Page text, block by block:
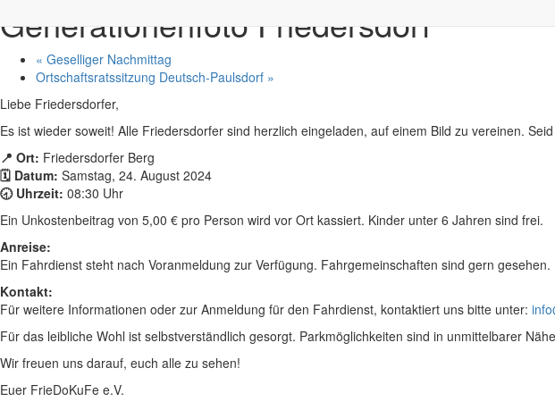
Generationenfoto Friedersdorf
« Geselliger Nachmittag
Ortschaftsratssitzung Deutsch-Paulsdorf »
Liebe Friedersdorfer,
Es ist wieder soweit! Alle Friedersdorfer sind herzlich eingeladen, auf einem Bild zu vereinen.
📍 Ort: Friedersdorfer Berg
🗓 Datum: Samstag, 24. August 2024
🕣 Uhrzeit: 08:30 Uhr
Ein Unkostenbeitrag von 5,00 € pro Person wird vor Ort kassiert. Kinder unter 6 Jahren sind frei.
Anreise:
Ein Fahrdienst steht nach Voranmeldung zur Verfügung. Fahrgemeinschaften sind gern gesehen.
Kontakt:
Für weitere Informationen oder zur Anmeldung für den Fahrdienst, kontaktiert uns bitte unter:
Für das leibliche Wohl ist selbstverständlich gesorgt. Parkmöglichkeiten sind in unmittelbarer
Wir freuen uns darauf, euch alle zu sehen!
Euer FrieDoKuFe e.V.